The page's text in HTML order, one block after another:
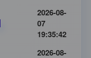
2026-08-
07
19:35:42
2026-08-